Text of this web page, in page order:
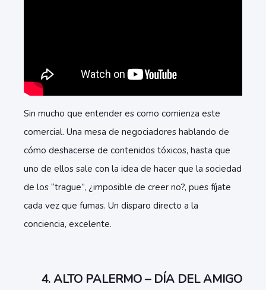
Sin mucho que entender es como comienza este
comercial. Una mesa de negociadores hablando de
cómo deshacerse de contenidos tóxicos, hasta que
uno de ellos sale con la idea de hacer que la sociedad
de los “trague”, ¿imposible de creer no?, pues fíjate
cada vez que fumas. Un disparo directo a la
conciencia, excelente.
4. ALTO PALERMO – DÍA DEL AMIGO